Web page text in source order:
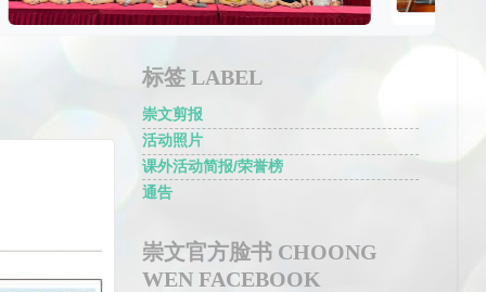
标签 LABEL
崇文剪报
活动照片
课外活动简报/荣誉榜
通告
崇文官方脸书 CHOONG
WEN FACEBOOK